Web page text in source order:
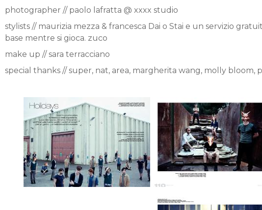
photographer // paolo lafratta @ xxxx studio
stylists // maurizia mezza & francesca Dai o Stai e un servizio
base mentre si gioca. zuco
make up // sara terracciano
special thanks // super, nat, area, margherita wang, molly bloom,